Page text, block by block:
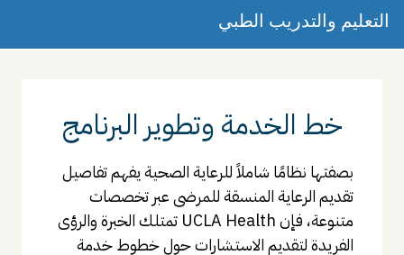
التعليم والتدريب الطبي
خط الخدمة وتطوير البرنامج
بصفتها نظامًا شاملاً للرعاية الصحية يفهم تفاصيل
تقديم الرعاية المنسقة للمرضى عبر تخصصات
متنوعة، فإن UCLA Health تمتلك الخبرة والرؤى
الفريدة لتقديم الاستشارات حول خطوط خدمة